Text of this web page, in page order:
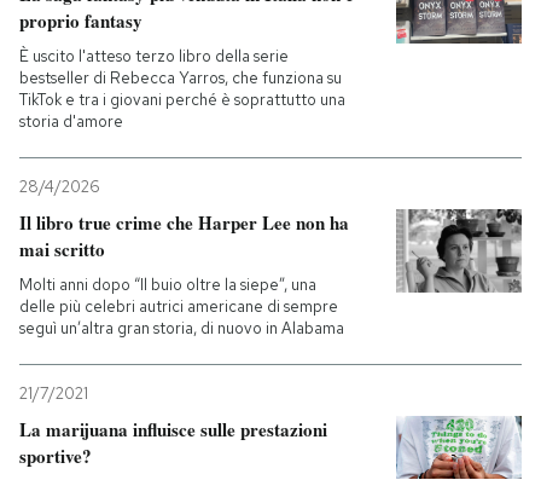
proprio fantasy
È uscito l'atteso terzo libro della serie
bestseller di Rebecca Yarros, che funziona su
TikTok e tra i giovani perché è soprattutto una
storia d'amore
28/4/2026
Il libro true crime che Harper Lee non ha
mai scritto
Molti anni dopo “Il buio oltre la siepe”, una
delle più celebri autrici americane di sempre
seguì un’altra gran storia, di nuovo in Alabama
21/7/2021
La marijuana influisce sulle prestazioni
sportive?